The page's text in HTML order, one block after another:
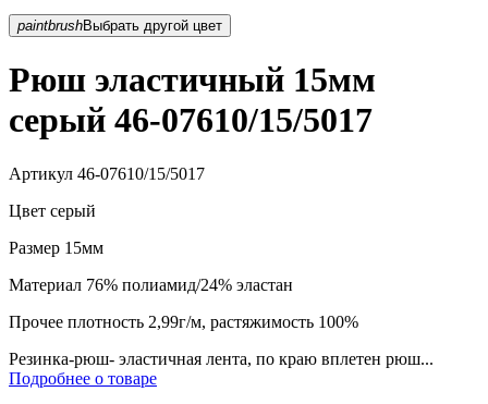
paintbrush Выбрать другой цвет
Рюш эластичный 15мм
серый 46-07610/15/5017
Артикул 46-07610/15/5017
Цвет серый
Размер 15мм
Материал 76% полиамид/24% эластан
Прочее плотность 2,99г/м, растяжимость 100%
Резинка-рюш- эластичная лента, по краю вплетен рюш...
Подробнее о товаре